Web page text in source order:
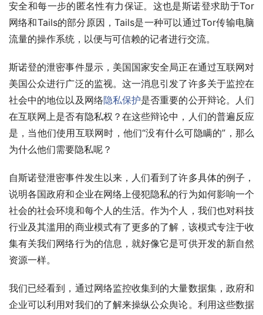
安全和每一步的匿名性有力保证。这也是斯诺登求助于Tor
网络和Tails的部分原因，Tails是一种可以通过Tor传输电脑
流量的操作系统，以便与可信赖的记者进行交流。
斯诺登的泄密事件显示，美国国家安全局正在通过互联网对
美国公众进行广泛的监视。这一消息引发了许多关于监控在
社会中的地位以及网络隐私保护是否重要的公开辩论。人们
在互联网上是否有隐私权？在这些辩论中，人们的普遍反应
是，当他们使用互联网时，他们“没有什么可隐瞒的”，那么
为什么他们需要隐私呢？
自斯诺登泄密事件发生以来，人们看到了许多具体的例子，
说明各国政府和企业在网络上侵犯隐私的行为如何影响一个
社会的社会环境和每个人的生活。作为个人，我们也对科技
行业及其滥用的商业模式有了更多的了解，该模式专注于收
集有关我们网络行为的信息，就好像它是可供开发的新自然
资源一样。
我们已经看到，通过网络监控收集到的大量数据集，政府和
企业可以利用对我们的了解来操纵公众舆论。利用这些数据